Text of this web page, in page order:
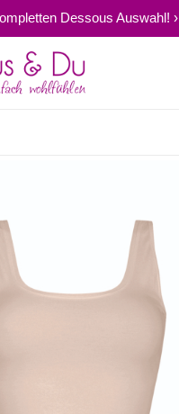
Dessous Auswahl! ›